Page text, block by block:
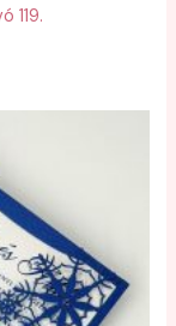
119.